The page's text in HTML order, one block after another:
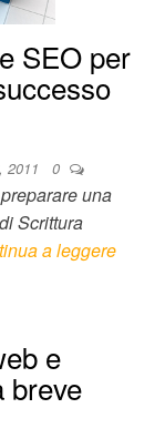
SEO per
2011 0
una
Scrittura
a leggere
e
breve